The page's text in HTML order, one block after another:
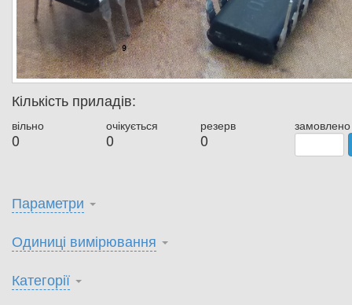
Кількість приладів:
вільно
0
очікується
0
резерв
0
замовлено
Параметри
Одиниці вимірювання
Категорії